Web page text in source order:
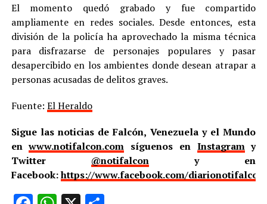
El momento quedó grabado y fue compartido
ampliamente en redes sociales. Desde entonces, esta
división de la policía ha aprovechado la misma técnica
para disfrazarse de personajes populares y pasar
desapercibido en los ambientes donde desean atrapar a
personas acusadas de delitos graves.
Fuente: El Heraldo
Sigue las noticias de Falcón, Venezuela y el Mundo
enwww.notifalcon.com síguenos en Instagramy
Twitter @notifalcony en
Facebook:https://www.facebook.com/